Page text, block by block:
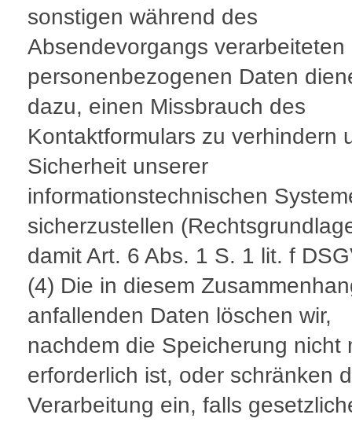
sonstigen während des
Absendevorgangs verarbeiteten
personenbezogenen Daten
dazu, einen Missbrauch des
Kontaktformulars zu verhindern
Sicherheit unserer
informationstechnischen
sicherzustellen
damit Art. 6 Abs. 1 S. 1 lit. f
(4) Die in diesem
anfallenden Daten löschen wir,
nachdem die Speicherung nicht
erforderlich ist, oder schränken
Verarbeitung ein, falls